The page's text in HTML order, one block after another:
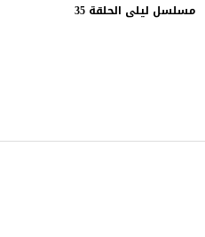
مسلسل ليلى الحلقة 35